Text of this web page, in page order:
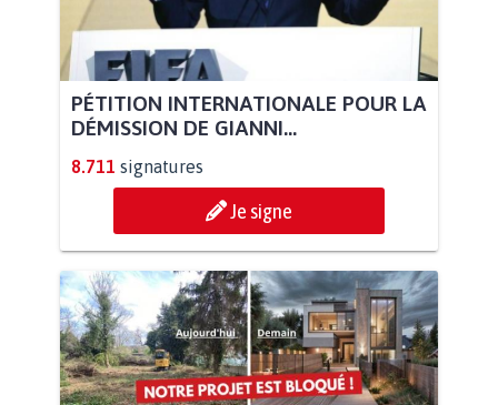
PÉTITION INTERNATIONALE POUR LA
DÉMISSION DE GIANNI...
8.711 signatures
Je signe